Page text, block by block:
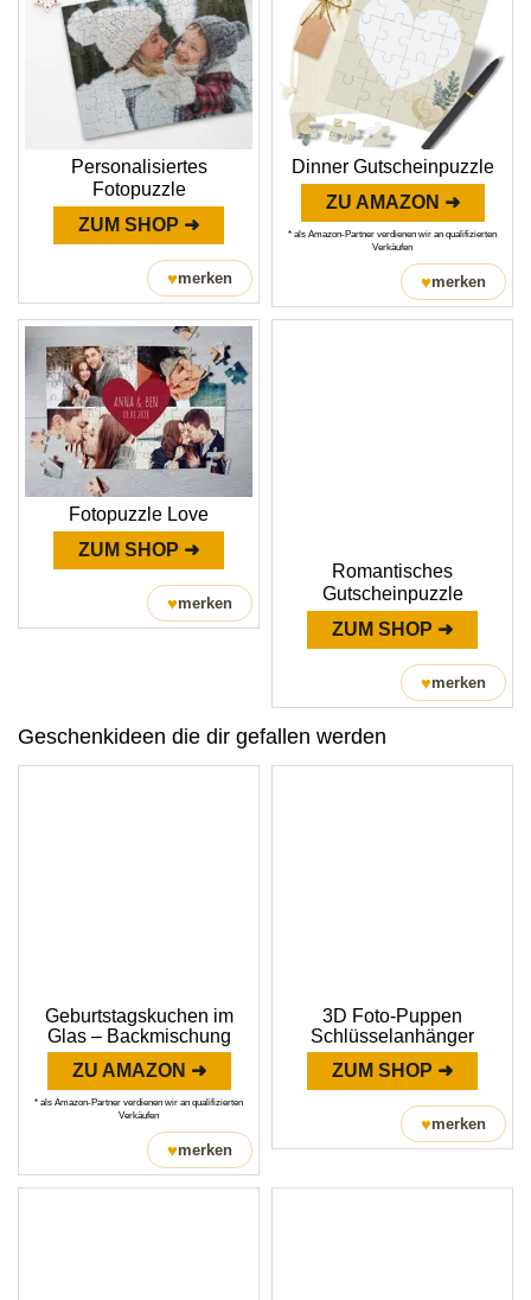
Personalisiertes
Fotopuzzle
ZUM SHOP ➜
♥merken
Dinner Gutscheinpuzzle
ZU AMAZON ➜
* als Amazon-Partner verdienen wir an qualifizierten
Verkäufen
♥merken
Fotopuzzle Love
ZUM SHOP ➜
♥merken
Romantisches
Gutscheinpuzzle
ZUM SHOP ➜
♥merken
Geschenkideen die dir gefallen werden
Geburtstagskuchen im
Glas – Backmischung
ZU AMAZON ➜
* als Amazon-Partner verdienen wir an qualifizierten
Verkäufen
♥merken
3D Foto-Puppen
Schlüsselanhänger
ZUM SHOP ➜
♥merken